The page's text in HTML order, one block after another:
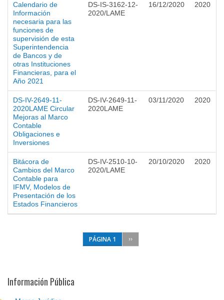
Calendario de
Información
necesaria para las
funciones de
supervisión de esta
Superintendencia
de Bancos y de
otras Instituciones
Financieras, para el
Año 2021
DS-IS-3162-12-
2020/LAME
16/12/2020 2020
DS-IV-2649-11-
2020LAME Circular
Mejoras al Marco
Contable
Obligaciones e
Inversiones
DS-IV-2649-11-
2020LAME
03/11/2020 2020
Bitácora de
Cambios del Marco
Contable para
IFMV, Modelos de
Presentación de los
Estados Financieros
DS-IV-2510-10-
2020/LAME
20/10/2020 2020
PÁGINA 1 ››
Información Pública